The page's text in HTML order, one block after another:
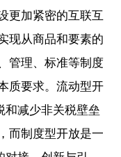
更加紧密的互联互
现从商品和要素的
管理、标准等制度
质要求。流动型开
和减少非关税壁垒
而制度型开放是一